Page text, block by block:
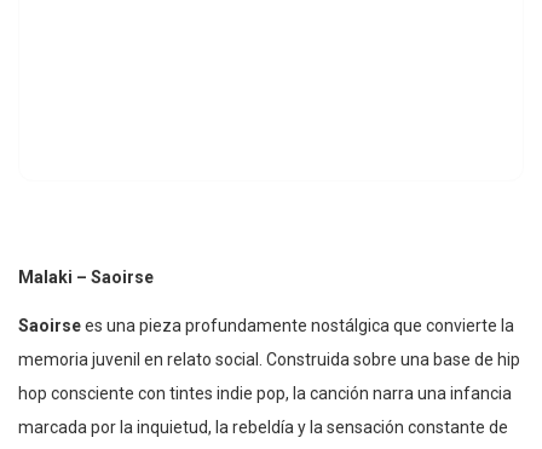
Malaki – Saoirse
Saoirsees una pieza profundamente nostálgica que convierte la
memoria juvenil en relato social. Construida sobre una base de hip
hop consciente con tintes indie pop, la canción narra una infancia
marcada por la inquietud, la rebeldía y la sensación constante de